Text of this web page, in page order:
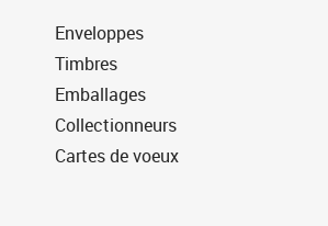
Enveloppes
Timbres
Emballages
Collectionneurs
Cartes de voeux